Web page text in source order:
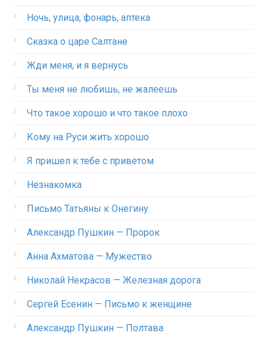
Ночь, улица, фонарь, аптека
Сказка о царе Салтане
Жди меня, и я вернусь
Ты меня не любишь, не жалеешь
Что такое хорошо и что такое плохо
Кому на Руси жить хорошо
Я пришел к тебе с приветом
Незнакомка
Письмо Татьяны к Онегину
Александр Пушкин — Пророк
Анна Ахматова — Мужество
Николай Некрасов — Железная дорога
Сергей Есенин — Письмо к женщине
Александр Пушкин — Полтава